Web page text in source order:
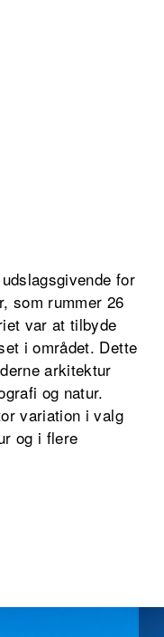
for
som rummer 26
var at tilbyde
i området. Dette
arkitektur
og natur.
variation i valg
og i flere